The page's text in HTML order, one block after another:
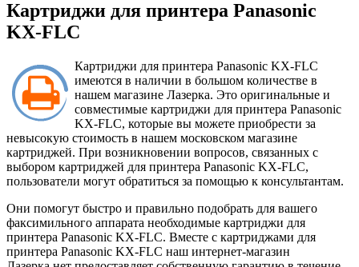
Картриджи для принтера Panasonic
KX-FLC
Картриджи для принтера Panasonic KX-FLC
имеются в наличии в большом количестве в
нашем магазине Лазерка. Это оригинальные и
совместимые картриджи для принтера Panasonic
KX-FLC, которые вы можете приобрести за
невысокую стоимость в нашем московском магазине
картриджей. При возникновении вопросов, связанных с
выбором картриджей для принтера Panasonic KX-FLC,
пользователи могут обратиться за помощью к консультантам.
Они помогут быстро и правильно подобрать для вашего
факсимильного аппарата необходимые картриджи для
принтера Panasonic KX-FLC. Вместе с картриджами для
принтера Panasonic KX-FLC наш интернет-магазин